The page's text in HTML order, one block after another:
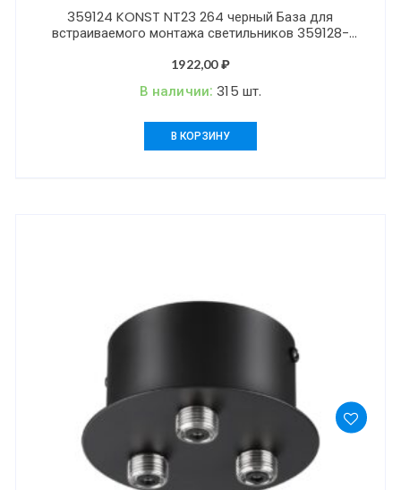
359124 KONST NT23 264 черный База для
встраиваемого монтажа светильников 359128-
1922,00₽
В наличии:315 шт.
В КОРЗИНУ